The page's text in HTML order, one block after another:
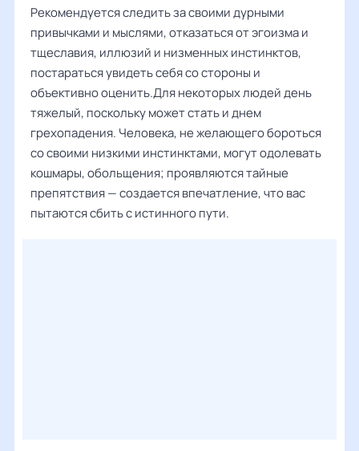
Рекомендуется следить за своими дурными
привычками и мыслями, отказаться от эгоизма и
тщеславия, иллюзий и низменных инстинктов,
постараться увидеть себя со стороны и
объективно оценить.Для некоторых людей день
тяжелый, поскольку может стать и днем
грехопадения. Человека, не желающего бороться
со своими низкими инстинктами, могут одолевать
кошмары, обольщения; проявляются тайные
препятствия — создается впечатление, что вас
пытаются сбить с истинного пути.